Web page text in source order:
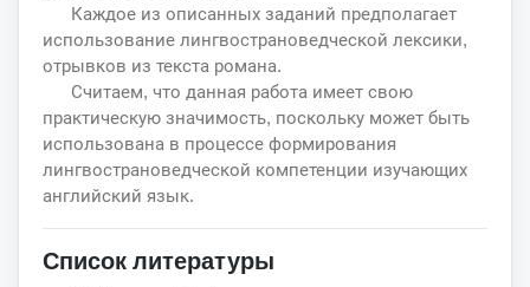
Каждое из описанных заданий предполагает
использование лингвострановедческой лексики,
отрывков из текста романа.
Считаем, что данная работа имеет свою
практическую значимость, поскольку может быть
использована в процессе формирования
лингвострановедческой компетенции изучающих
английский язык.
Список литературы